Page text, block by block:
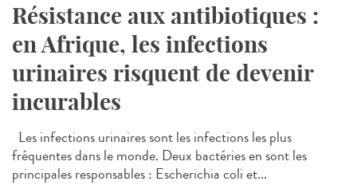
Résistance aux antibiotiques :
en Afrique, les infections
urinaires risquent de devenir
incurables
Les infections urinaires sont les infections les plus
fréquentes dans le monde. Deux bactéries en sont les
principales responsables : Escherichia coli et...